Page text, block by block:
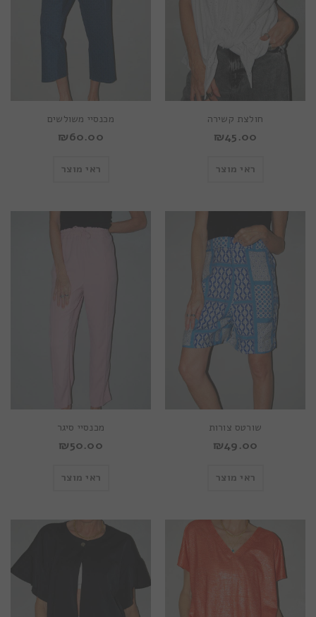
חולצת קשירה
₪45.00
ראי מוצר
מכנסיי משולשים
₪60.00
ראי מוצר
שורטס צורות
₪49.00
ראי מוצר
מכנסיי סיגר
₪50.00
ראי מוצר